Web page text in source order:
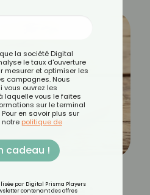
la société Digital
le taux d'ouverture
mesurer et optimiser les
campagnes. Nous
vous ouvrez les
laquelle vous le faites
sur le terminal
en savoir plus sur
notre politique de
cadeau !
par Digital Prisma Players
contenant des offres